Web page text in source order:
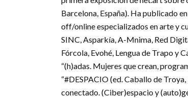
Barcelona, España). Ha publicado
off/online especializados en arte y
SINC, Asparkía, A-Mnima, Red
Fórcola, Evohé, Lengua de Trapo y
“(h)adas. Mujeres que crean,
“#DESPACIO (ed. Caballo de
conectado. (Ciber)espacio y